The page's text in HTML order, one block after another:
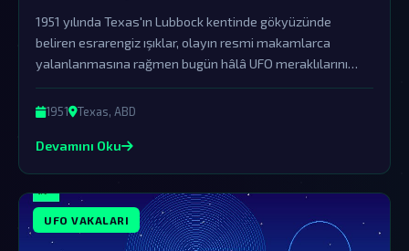
1951 yılında Texas'ın Lubbock kentinde gökyüzünde
beliren esrarengiz ışıklar, olayın resmi makamlarca
yalanlanmasına rağmen bugün hâlâ UFO meraklılarını
büyülemeye devam ediyor. Bu ışıklar, dünya dışı varlıkların
bizi ziyaret ettiğinin sarsılmaz bir kanıtı olabilir.
1951 Texas, ABD
Devamını Oku
UFO VAKALARI